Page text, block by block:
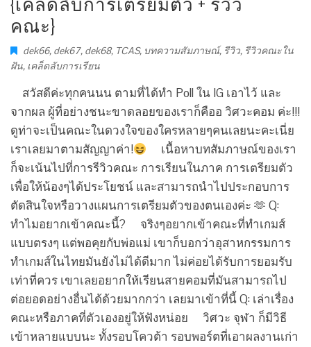
คณะ}
dek66, dek67, dek68, TCAS, บทความสัมภาษณ์, รีวิว, รีวิวคณะใน
ฝัน, เคล็ดลับการเรียน
สวัสดีค่ะทุกคนนน ตามที่ได้ทำ Poll ใน IG เอาไว้ และ
จากผล ผู้ที่อย่างชนะขาดลอยของเราก็คืออ วิศวะคอม ค่ะ!!!
ดูท่าจะเป็นคณะในดวงใจของใครหลายๆคนเลยนะคะเนี่ย
เราเลยมาตามสัญญาค่า!
เนื้อหาบทสัมภาษณ์ของเรา
ก็จะเน้นไปที่การรีวิวคณะ การเรียนในภาค การเตรียมตัว
เพื่อให้น้องๆได้ประโยชน์ และสามารถนำไปประกอบการ
ตัดสินใจหรือวางแผนการเตรียมตัวของตนเองค่ะ 🫶 Q:
ทำไมอยากเข้าคณะนี้? จริงๆอยากเข้าคณะที่ทำเกมส์
แบบตรงๆ แต่พอคุยกับพ่อแม่ เขาก็บอกว่าอุสาหกรรมการ
ทำเกมส์ในไทยมันยังไม่ได้ดีมาก ไม่ค่อยได้รับการยอมรับ
เท่าที่ควร เขาเลยอยากให้เรียนสายคอมที่มันสามารถไป
ต่อยอดอย่างอื่นได้ด้วยมากกว่า เลยมาเข้าที่นี้ Q: เล่าเรื่อง
คณะหรือภาคที่ตัวเองอยู่ให้ฟังหน่อย วิศวะ จุฬา ก็มีวิธี
เข้าหลายแบบนะ ทั้งรอบโควต้า รอบพอร์ตที่เอาผลงานเก่า